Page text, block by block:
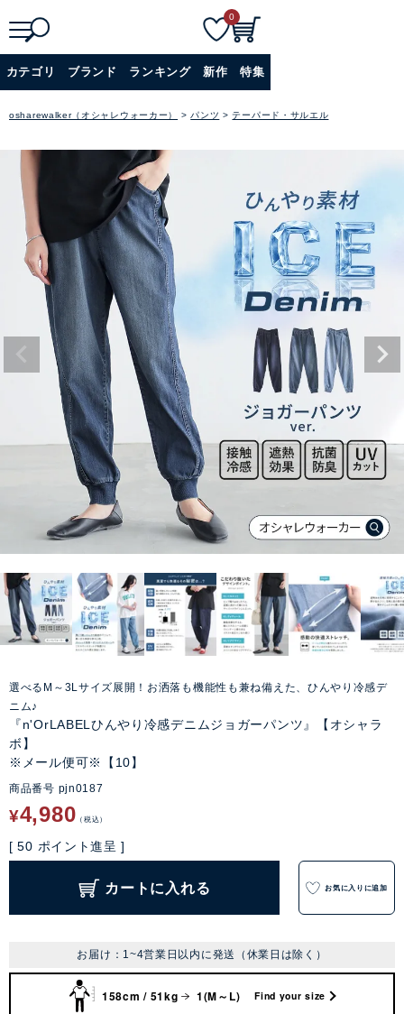
詳細検索
0
カテゴリ ブランド ランキング 新作 特集
osharewalker（オシャレウォーカー） パンツ テーパード・サルエル
選べるM～3Lサイズ展開！お洒落も機能性も兼ね備えた、ひんやり冷感デ
ニム♪
『n'OrLABELひんやり冷感デニムジョガーパンツ』【オシャラ
ボ】
※メール便可※【10】
商品番号 pjn0187
¥4,980 税込
[ 50 ポイント進呈 ]
カートに入れる お気に入りに追加
お届け：1~4営業日以内に発送（休業日は除く）
158cm / 51kg 1(M～L) Find your size